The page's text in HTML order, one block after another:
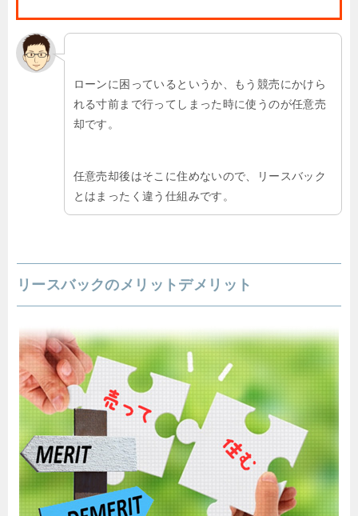
ローンに困っているというか、もう競売にかけら
れる寸前まで行ってしまった時に使うのが任意売
却です。
任意売却後はそこに住めないので、リースバック
とはまったく違う仕組みです。
リースバックのメリットデメリット